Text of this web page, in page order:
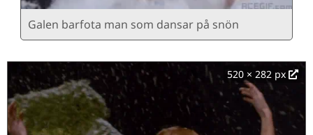
Galen barfota man som dansar på snön
520 × 282 px